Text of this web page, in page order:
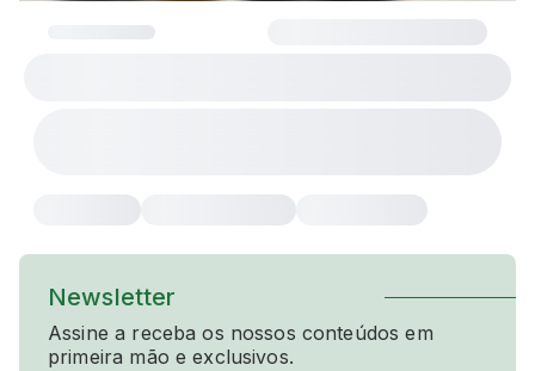
Newsletter
Assine a receba os nossos conteúdos em
primeira mão e exclusivos.